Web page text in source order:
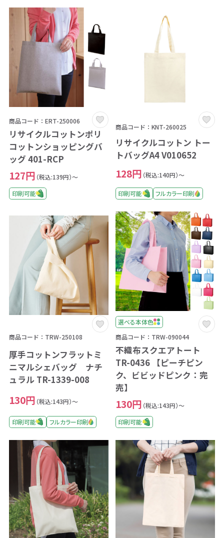
商品コード：ERT-250006
リサイクルコットンポリ
コットンショッピングバ
ッグ 401-RCP
127円 （税込:139円）～
印刷可能
商品コード：KNT-260025
リサイクルコットン トー
トバッグA4 V010652
128円 （税込:140円）～
印刷可能 フルカラー印刷
商品コード：TRW-250108
厚手コットンフラットミ
ニマルシェバッグ ナチ
ュラル TR-1339-008
130円 （税込:143円）～
印刷可能 フルカラー印刷
選べる本体色
商品コード：TRW-090044
不織布スクエアトート
TR-0436 【ピーチピン
ク、ビビッドピンク：完
売】
130円 （税込:143円）～
印刷可能